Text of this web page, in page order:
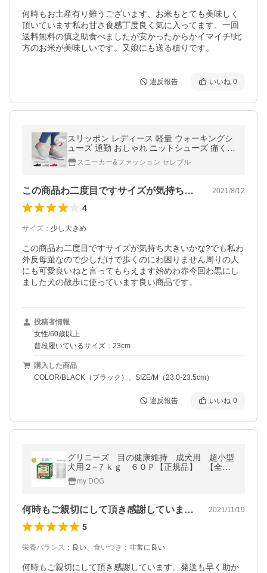
何時もお土産有り難うございます、お米もとても美味しく
頂いています私わ甘さ食感丁度良く気に入ってます、一回
送料無料の慎之助食べましたが安かったからかイマイチ!此
方のお米が美味しいです。又娘にも送る積りです。
違反報告 いいね 0
スリッポン レディース 軽量 ウォーキングシ
ューズ 通勤 おしゃれ ニットシューズ 痛くな
い 軽い ジム ブラック 黒 グレー ホワイト 白
赤 レッド 2293
スニーカー&ファッション セレブル
この商品わ二度目ですサイズが気持ち大き… 2021/8/12
4
サイズ ： 少し大きめ
この商品わ二度目ですサイズが気持ち大きいかな?でも私わ
外反母趾なので少しだけで歩くのにわ困りません周りの人
にも可愛良いねと言ってもらえます始めわ赤今回わ黒にし
ました犬の散歩に使っています良い商品です。
投稿者情報
女性/60歳以上
普段履いているサイズ：23cm
購入した商品
COLOR/BLACK（ブラック）、SIZE/M（23.0-23.5cm）
違反報告 いいね 0
グリニーズ 目の健康維持 成犬用 超小型
犬用２−７ｋｇ ６０Ｐ【正規品】 【全国
送料無料メール便★他商品同梱不可】
my DOG
何時もご親切にして頂き感謝しています。… 2021/11/19
5
栄養バランス ： 良い、 食いつき ： 非常に良い
何時もご親切にして頂き感謝しています。発送も早く助か